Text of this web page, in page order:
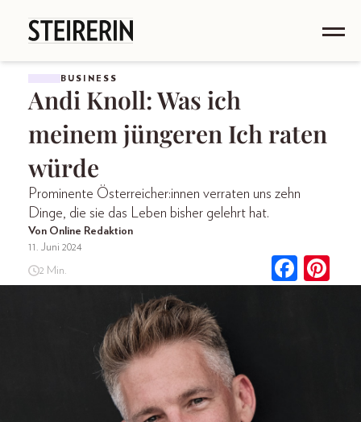
BUSINESS
Andi Knoll: Was ich
meinem jüngeren Ich raten
würde
Prominente Österreicher:innen verraten uns zehn
Dinge, die sie das Leben bisher gelehrt hat.
Von Online Redaktion
11. Juni 2024
2 Min.